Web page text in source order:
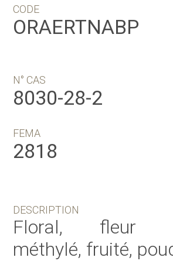
CODE
ORAERTNABP
N° CAS
8030-28-2
FEMA
2818
DESCRIPTION
Floral, fleur
méthylé, fruité,